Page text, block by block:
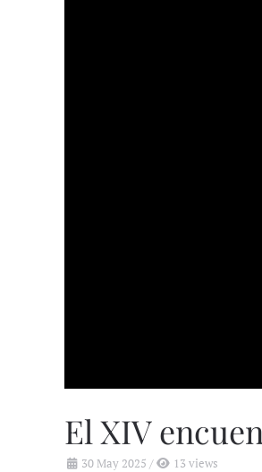
El XIV
30 May 2025 /
13 views